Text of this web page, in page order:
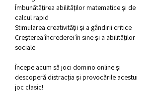
Îmbunătățirea abilităților matematice și de
calcul rapid
Stimularea creativității și a gândirii critice
Creșterea încrederei în sine și a abilităților
sociale
Începe acum să joci domino online și
descoperă distracția și provocările acestui
joc clasic!